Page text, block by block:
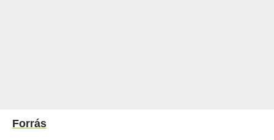
Forrás